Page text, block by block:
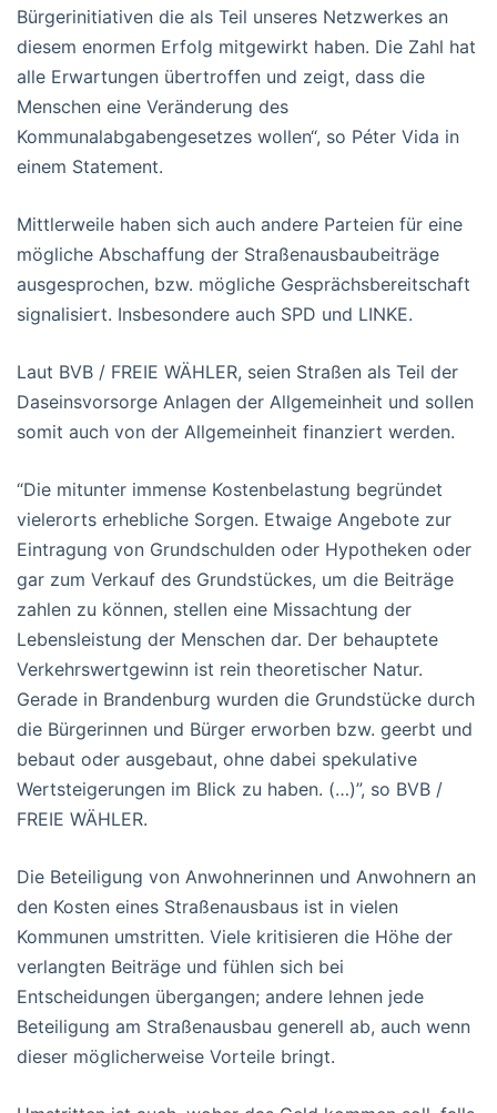
Bürgerinitiativen die als Teil unseres Netzwerkes an
diesem enormen Erfolg mitgewirkt haben. Die Zahl hat
alle Erwartungen übertroffen und zeigt, dass die
Menschen eine Veränderung des
Kommunalabgabengesetzes wollen“, so Péter Vida in
einem Statement.
Mittlerweile haben sich auch andere Parteien für eine
mögliche Abschaffung der Straßenausbaubeiträge
ausgesprochen, bzw. mögliche Gesprächsbereitschaft
signalisiert. Insbesondere auch SPD und LINKE.
Laut BVB / FREIE WÄHLER, seien Straßen als Teil der
Daseinsvorsorge Anlagen der Allgemeinheit und sollen
somit auch von der Allgemeinheit finanziert werden.
“Die mitunter immense Kostenbelastung begründet
vielerorts erhebliche Sorgen. Etwaige Angebote zur
Eintragung von Grundschulden oder Hypotheken oder
gar zum Verkauf des Grundstückes, um die Beiträge
zahlen zu können, stellen eine Missachtung der
Lebensleistung der Menschen dar. Der behauptete
Verkehrswertgewinn ist rein theoretischer Natur.
Gerade in Brandenburg wurden die Grundstücke durch
die Bürgerinnen und Bürger erworben bzw. geerbt und
bebaut oder ausgebaut, ohne dabei spekulative
Wertsteigerungen im Blick zu haben. (…)”, so BVB /
FREIE WÄHLER.
Die Beteiligung von Anwohnerinnen und Anwohnern an
den Kosten eines Straßenausbaus ist in vielen
Kommunen umstritten. Viele kritisieren die Höhe der
verlangten Beiträge und fühlen sich bei
Entscheidungen übergangen; andere lehnen jede
Beteiligung am Straßenausbau generell ab, auch wenn
dieser möglicherweise Vorteile bringt.